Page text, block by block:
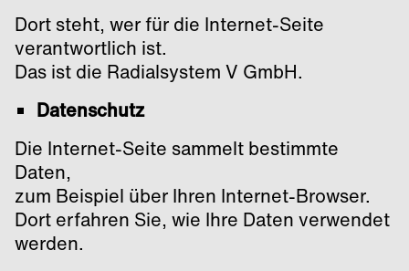
Dort steht, wer für die Internet-Seite
verantwortlich ist.
Das ist die Radialsystem V GmbH.
Datenschutz
Die Internet-Seite sammelt bestimmte
Daten,
zum Beispiel über Ihren Internet-Browser.
Dort erfahren Sie, wie Ihre Daten verwendet
werden.